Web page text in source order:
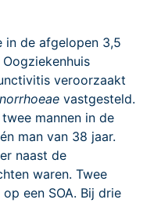
in de afgelopen 3,5
veroorzaakt
vastgesteld.
mannen in de
man van 38 jaar.
naast de
waren. Twee
een SOA. Bij drie